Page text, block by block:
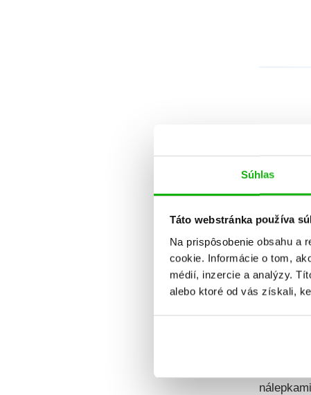
Súhlas
Táto webstránka používa
Na prispôsobenie obsahu a
cookie. Informácie o tom,
médií, inzercie a analýzy.
alebo ktoré od vás získali,